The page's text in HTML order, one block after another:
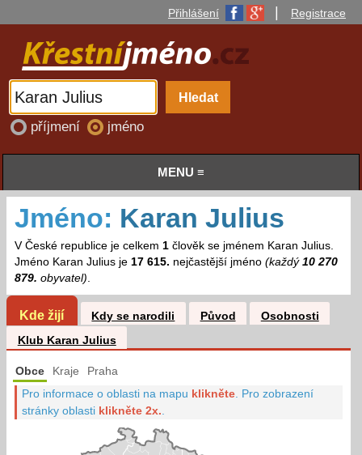
Přihlášení Registrace
příjmení jméno
MENU ≡
Jméno: Karan Julius
V České republice je celkem 1člověk se jménem Karan Julius.
Jméno Karan Julius je 17 615. nejčastější jméno (každý 10 270
879. obyvatel).
Kde žijí Kdy se narodili Původ
Osobnosti
Klub Karan Julius
Obce Kraje Praha
Pro informace o oblasti na mapu klikněte Pro zobrazení
stránky oblasti klikněte 2x.